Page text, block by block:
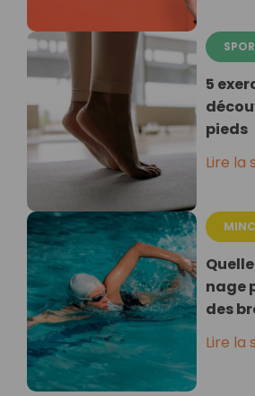
5
pieds
Lire la
nage
des
Lire la